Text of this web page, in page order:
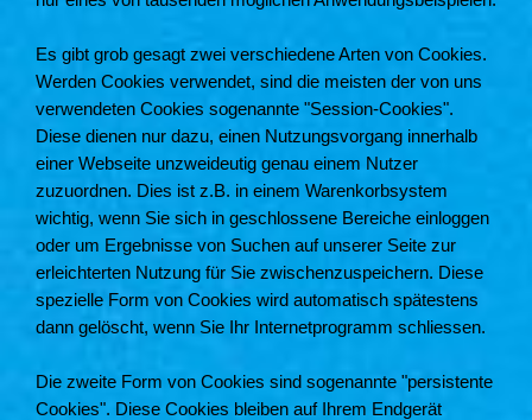
Es gibt grob gesagt zwei verschiedene Arten von Cookies.
Werden Cookies verwendet, sind die meisten der von uns
verwendeten Cookies sogenannte "Session-Cookies".
Diese dienen nur dazu, einen Nutzungsvorgang innerhalb
einer Webseite unzweideutig genau einem Nutzer
zuzuordnen. Dies ist z.B. in einem Warenkorbsystem
wichtig, wenn Sie sich in geschlossene Bereiche einloggen
oder um Ergebnisse von Suchen auf unserer Seite zur
erleichterten Nutzung für Sie zwischenzuspeichern. Diese
spezielle Form von Cookies wird automatisch spätestens
dann gelöscht, wenn Sie Ihr Internetprogramm schliessen.
Die zweite Form von Cookies sind sogenannte "persistente
Cookies". Diese Cookies bleiben auf Ihrem Endgerät